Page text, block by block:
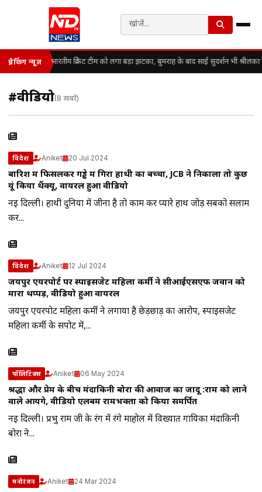
ब्रेकिंग न्यूज़ भारतीय क्रिकेट टीम को लगा बड़ा झटका, बुमराह के बाद साई सुदर्शन भी
#वीडियो(8 खबरें)
विदेश Aniket 20 Jul 2024
बारिश में फिसलकर गड्ढे में गिरा हाथी का बच्चा, JCB ने निकाला तो कुछ
यूं किया थैंक्यू, वायरल हुआ वीडियो
नई दिल्ली। हाथी दुनिया में जीना है तो काम कर प्यारे हाथ जोड़ सबको सलाम
कर...
विदेश Aniket 12 Jul 2024
जयपुर एयरपोर्ट पर स्पाइसजेट महिला कर्मी ने सीआईएसएफ जवान को
मारा थप्पड़, वीडियो हुआ वायरल
जयपुर एयरपोर्ट महिला कर्मी ने लगाया है छेड़छाड़ का आरोप, स्पाइसजेट
महिला कर्मी के सपोर्ट में,...
पॉलिटिक्स Aniket 06 May 2024
श्रद्धा और प्रेम के बीच मंदाकिनी बोरा की आवाज का जादू :राम को लाने
वाले आयेंगे, वीडियो एलबम रामभक्तों को किया समर्पित
नई दिल्ली। प्रभु राम जी के रंग में रंगे माहोल में विख्यात गायिका मंदाकिनी
बोरा ने...
मनोरंजन Aniket 24 Mar 2024